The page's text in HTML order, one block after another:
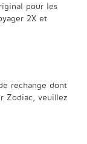
pour les
2X et
rechange dont
Zodiac, veuillez